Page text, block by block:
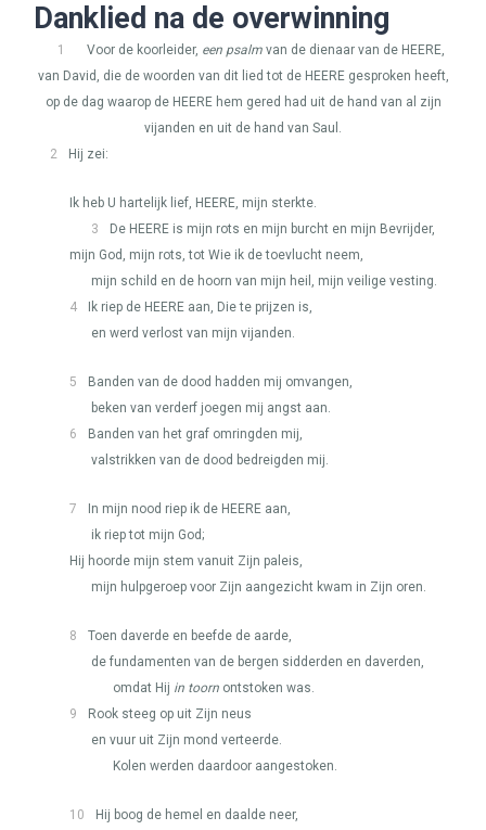
Danklied na de overwinning
1 Voor de koorleider, een psalm van de dienaar van de HEERE,
van David, die de woorden van dit lied tot de HEEREgesproken heeft,
op de dag waarop de HEEREhem gered had uit de hand van al zijn
vijanden en uit de hand van Saul.
2
Hij zei:
Ik heb U hartelijk lief, HEERE, mijn sterkte.
3
De HEERE is mijn rots en mijn burcht en mijn Bevrijder,
mijn God, mijn rots, tot Wie ik de toevlucht neem,
mijn schild en de hoorn van mijn heil, mijn veilige vesting.
4
Ik riep de HEERE aan, Die te prijzen is,
en werd verlost van mijn vijanden.
5
Banden van de dood hadden mij omvangen,
beken van verderf joegen mij angst aan.
6
Banden van het graf omringden mij,
valstrikken van de dood bedreigden mij.
7 In mijn nood riep ik de HEERE aan,
ik riep tot mijn God;
Hij hoorde mijn stem vanuit Zijn paleis,
mijn hulpgeroep voor Zijn aangezicht kwam in Zijn oren.
8
Toen daverde en beefde de aarde,
de fundamenten van de bergen sidderden en daverden,
omdat Hij in toorn ontstoken was.
9
Rook steeg op uit Zijn neus
en vuur uit Zijn mond verteerde.
Kolen werden daardoor aangestoken.
10
Hij boog de hemel en daalde neer,